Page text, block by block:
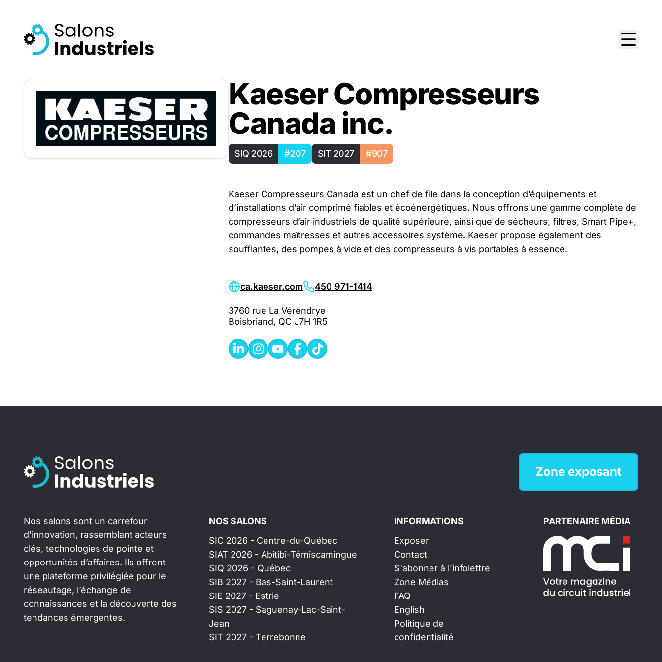
Kaeser Compresseurs
Canada inc.
SIQ 2026 #207 SIT 2027 #907
Kaeser Compresseurs Canada est un chef de file dans la conception d’équipements et
d’installations d’air comprimé fiables et écoénergétiques. Nous offrons une gamme complète de
compresseurs d’air industriels de qualité supérieure, ainsi que de sécheurs, filtres, Smart Pipe+,
commandes maîtresses et autres accessoires système. Kaeser propose également des
soufflantes, des pompes à vide et des compresseurs à vis portables à essence.
ca.kaeser.com 450 971-1414
3760 rue La Vérendrye
Boisbriand, QC J7H 1R5
Zone exposant
Nos salons sont un carrefour
d’innovation, rassemblant acteurs
clés, technologies de pointe et
opportunités d’affaires. Ils offrent
une plateforme privilégiée pour le
réseautage, l’échange de
connaissances et la découverte des
tendances émergentes.
NOS SALONS
SIC 2026 - Centre-du-Québec
SIAT 2026 - Abitibi-Témiscamingue
SIQ 2026 - Québec
SIB 2027 - Bas-Saint-Laurent
SIE 2027 - Estrie
SIS 2027 - Saguenay-Lac-Saint-
Jean
SIT 2027 - Terrebonne
INFORMATIONS
Exposer
Contact
S'abonner à l’infolettre
Zone Médias
FAQ
English
Politique de
confidentialité
PARTENAIRE MÉDIA